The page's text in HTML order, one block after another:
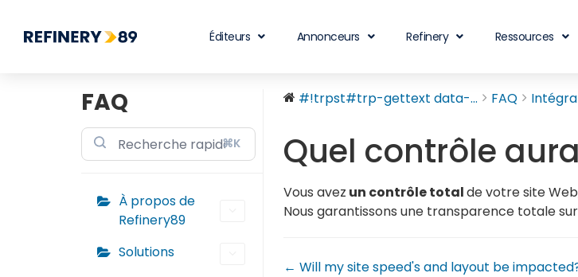
Éditeurs Annonceurs Refinery Ressources
FAQ
⌘K
À propos de
Refinery89
Solutions
#!trpst#trp-gettext data-... FAQ
Quel contrôle
Vous avez un contrôle totalde votre site
Nous garantissons une transparence totale
← Will my site speed's and layout be